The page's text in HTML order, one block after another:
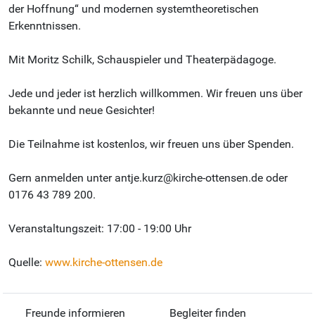
der Hoffnung“ und modernen systemtheoretischen
Erkenntnissen.
Mit Moritz Schilk, Schauspieler und Theaterpädagoge.
Jede und jeder ist herzlich willkommen. Wir freuen uns über
bekannte und neue Gesichter!
Die Teilnahme ist kostenlos, wir freuen uns über Spenden.
Gern anmelden unter antje.kurz@kirche-ottensen.de oder
0176 43 789 200.
Veranstaltungszeit: 17:00 - 19:00 Uhr
Quelle: www.kirche-ottensen.de
Freunde informieren Begleiter finden